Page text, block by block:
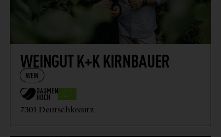
WEINGUT K+K KIRNBAUER
WEIN
7301 Deutschkreutz